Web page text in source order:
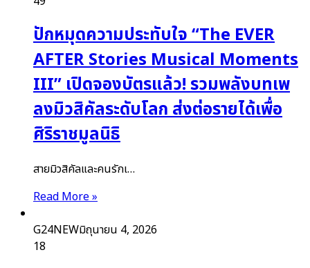
ปักหมุดความประทับใจ “The EVER
AFTER Stories Musical Moments
III” เปิดจองบัตรแล้ว! รวมพลังบทเพ
ลงมิวสิคัลระดับโลก ส่งต่อรายได้เพื่อ
ศิริราชมูลนิธิ
สายมิวสิคัลและคนรักเ…
Read More »
G24NEWมิถุนายน 4, 2026
18